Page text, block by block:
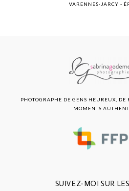
VARENNES-JARCY -
SUIVEZ-MOI SUR
PHOTOGRAPHE DE GENS HEUREUX, DE
MOMENTS